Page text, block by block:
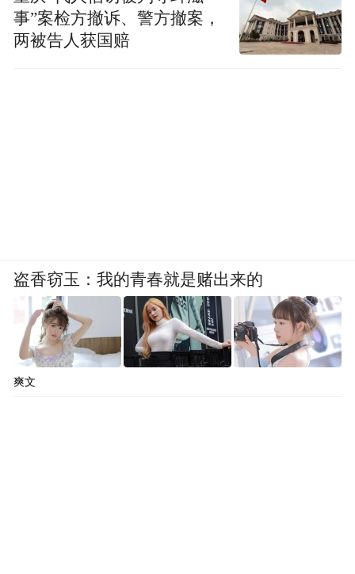
事”案检方撤诉、警方撤案，
两被告人获国赔
盗香窃玉：我的青春就是赌出来的
爽文